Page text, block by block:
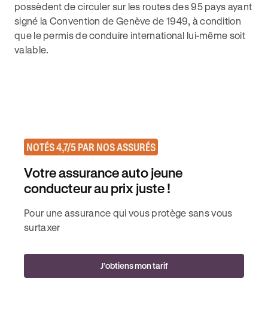
possèdent de circuler sur les routes des 95 pays ayant
signé la Convention de Genève de 1949, à condition
que le permis de conduire international lui-même soit
valable.
NOTÉS 4,7/5 PAR NOS ASSURÉS
Votre assurance auto jeune
conducteur au prix juste !
Pour une assurance qui vous protège sans vous
surtaxer
J’obtiens mon tarif